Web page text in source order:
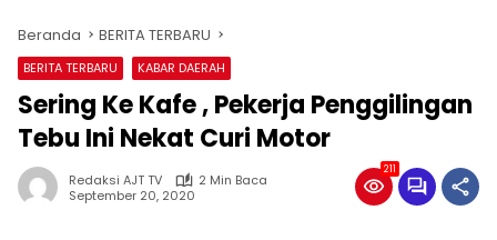
Beranda BERITA TERBARU
BERITA TERBARU KABAR DAERAH
Sering Ke Kafe , Pekerja Penggilingan
Tebu Ini Nekat Curi Motor
Redaksi AJT TV
2 Min Baca
September 20, 2020
211